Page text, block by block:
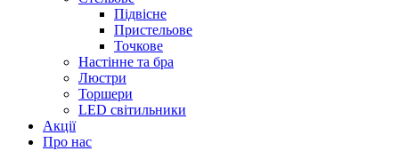
Підвісне
Пристельове
Точкове
Настінне та бра
Люстри
Торшери
LED світильники
Акції
Про нас